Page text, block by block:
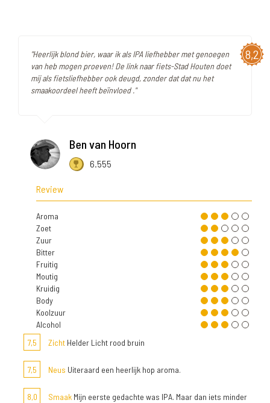
8,2
"Heerlijk blond bier, waar ik als IPA liefhebber met genoegen
van heb mogen proeven! De link naar fiets-Stad Houten doet
mij als fietsliefhebber ook deugd, zonder dat dat nu het
smaakoordeel heeft beïnvloed ."
Ben van Hoorn
6.555
Review
Aroma
Zoet
Zuur
Bitter
Fruitig
Moutig
Kruidig
Body
Koolzuur
Alcohol
7,5
Zicht Helder Licht rood bruin
7,5 Neus Uiteraard een heerlijk hop aroma.
8,0 Smaak Mijn eerste gedachte was IPA. Maar dan iets minder